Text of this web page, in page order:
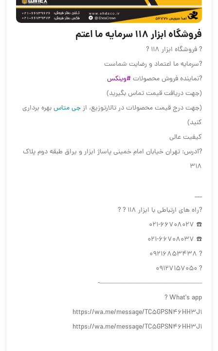
فروشگاه ابزار 118 سرمایه ما اعتم
? فروشگاه ابزار 118 ?
?سرمایه ما اعتماد و رضایت شماست
?نماینده فروش محصولات #وینکس
(جهت دریافت قیمت تماس بگیرید)
(جهت درج قیمت محصولات در تالارتوزیع، ازجی متاسبهره برداری
کنید)
کیفیت عالی
?آدرس: تهران خیابان امام خمینی پاساژ ابزار و یراق طبقه دوم پلاک
318
___
?راه های ارتباطی با ابزار 118 ? ?
☎️ 021-66708027
☎️ 021-66708037
? 09216853438
? 09127157050
———————————————-
What's app ?
https://wa.me/message/TC5GPSN46HH3J1
https://wa.me/message/TC5GPSN46HH3J1